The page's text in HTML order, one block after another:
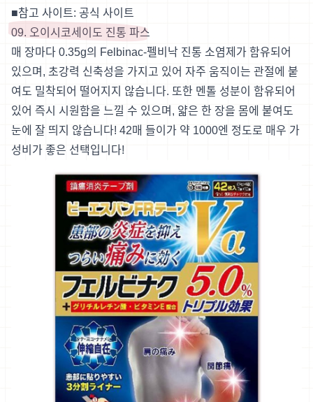
■참고 사이트: 공식 사이트
09. 오이시코세이도 진통 파스
매 장마다 0.35g의 Felbinac-펠비낙 진통 소염제가 함유되어
있으며, 초강력 신축성을 가지고 있어 자주 움직이는 관절에 붙
여도 밀착되어 떨어지지 않습니다. 또한 멘톨 성분이 함유되어
있어 즉시 시원함을 느낄 수 있으며, 얇은 한 장을 몸에 붙여도
눈에 잘 띄지 않습니다! 42매 들이가 약 1000엔 정도로 매우 가
성비가 좋은 선택입니다!